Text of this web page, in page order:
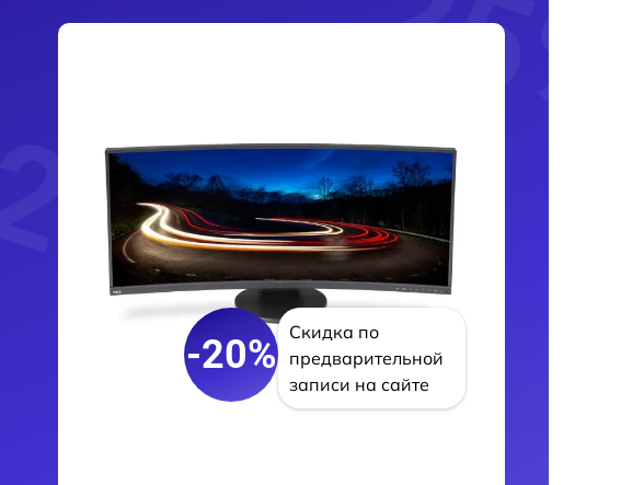
-20%
Скидка по
предварительной
записи на сайте